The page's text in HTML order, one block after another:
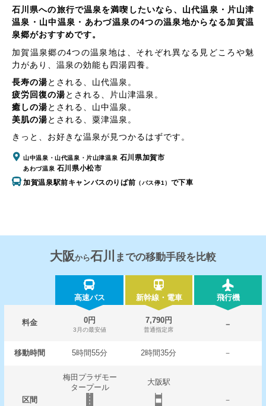
石川県への旅行で温泉を満喫したいなら、山代温泉・片山津
温泉・山中温泉・あわづ温泉の4つの温泉地からなる加賀温
泉郷がおすすめです。
加賀温泉郷の4つの温泉地は、それぞれ異なる見どころや魅
力があり、温泉の効能も四湯四養。
長寿の湯とされる、 山代温泉 。
疲労回復の湯とされる、 片山津温泉 。
癒しの湯とされる、 山中温泉 。
美肌の湯とされる、 粟津温泉 。
きっと、お好きな温泉が見つかるはずです。
山中温泉・山代温泉・片山津温泉 石川県加賀市
あわづ温泉 石川県小松市
加賀温泉駅前キャンバスのりば前 （バス停1） で下車
大阪から石川 までの移動手段を比較
高速バス 新幹線・電車 飛行機
料金 0円
3月の最安値
7,790円
普通指定席
－
移動時間 5時間55分 2時間35分 －
区間
梅田プラザモー
タープール
大阪駅
－